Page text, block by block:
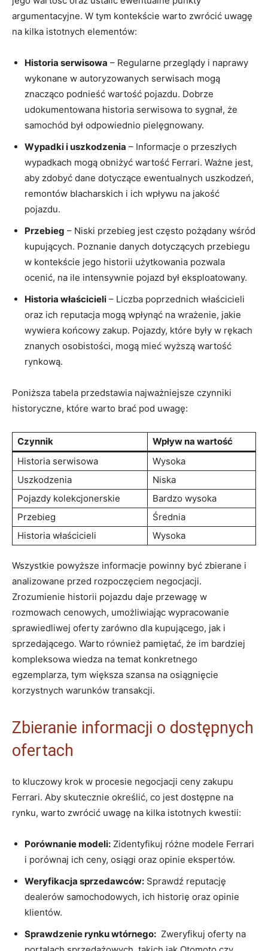
argumentacyjne. W tym kontekście warto zwrócić​ uwagę
na kilka istotnych ⁢elementów:
Historia serwisowa – Regularne przeglądy i ⁢naprawy‍
wykonane w autoryzowanych ‌serwisach mogą
znacząco podnieść ⁣wartość pojazdu. Dobrze
udokumentowana historia serwisowa to sygnał, że
samochód był odpowiednio pielęgnowany.
Wypadki i uszkodzenia – Informacje o ⁢przeszłych
wypadkach mogą obniżyć⁣ wartość ⁤Ferrari. Ważne ⁤jest,
aby ‌zdobyć dane ​dotyczące ewentualnych ⁣uszkodzeń,
remontów blacharskich i ich wpływu na jakość
pojazdu.
Przebieg – Niski ⁤przebieg jest często pożądany wśród
kupujących. Poznanie danych dotyczących przebiegu
‍w kontekście jego historii ⁣użytkowania pozwala
ocenić, na ile‌ intensywnie pojazd był eksploatowany.
Historia ⁢właścicieli – Liczba poprzednich właścicieli
oraz ich reputacja mogą wpłynąć ⁢na wrażenie, jakie
wywiera końcowy zakup. Pojazdy, które były w rękach
znanych osobistości, mogą mieć wyższą wartość
rynkową.
Poniższa‍ tabela ​przedstawia najważniejsze czynniki
‌historyczne, ‌które warto brać ​pod uwagę:
Czynnik
Wpływ na wartość
Historia serwisowa
Wysoka
Uszkodzenia
Niska
Pojazdy ​kolekcjonerskie
Bardzo wysoka
Przebieg
Średnia
Historia ⁣właścicieli
Wysoka
Wszystkie powyższe informacje powinny być zbierane i
analizowane przed rozpoczęciem negocjacji.
Zrozumienie historii pojazdu daje‌ przewagę w
rozmowach ​cenowych, ⁢umożliwiając wypracowanie
sprawiedliwej ⁤oferty zarówno dla kupującego, jak i
sprzedającego. Warto również pamiętać, że im bardziej
kompleksowa wiedza na temat konkretnego
egzemplarza,⁣ tym większa szansa na osiągnięcie
⁣korzystnych warunków transakcji.
Zbieranie informacji o dostępnych
ofertach
to ‌kluczowy krok ‌w procesie negocjacji ceny zakupu
‍Ferrari.‌ Aby skutecznie‍ określić, co jest dostępne na
rynku, warto zwrócić uwagę na kilka istotnych kwestii:
Porównanie⁤ modeli: Zidentyfikuj różne modele ⁢Ferrari
i porównaj ich ceny, osiągi oraz opinie ekspertów.
Weryfikacja​ sprzedawców: Sprawdź reputację​
dealerów samochodowych, ich historię oraz opinie
klientów.
Sprawdzenie rynku wtórnego: ⁤ Zweryfikuj oferty na‌